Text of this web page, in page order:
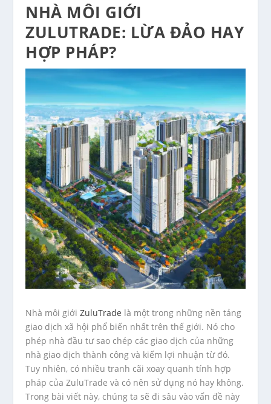
NHÀ MÔI GIỚI
ZULUTRADE: LỪA ĐẢO HAY
HỢP PHÁP?
Nhà môi giớiZuluTrade là một trong những nền tảng
giao dịch xã hội phổ biến nhất trên thế giới. Nó cho
phép nhà đầu tư sao chép các giao dịch của những
nhà giao dịch thành công và kiếm lợi nhuận từ đó.
Tuy nhiên, có nhiều tranh cãi xoay quanh tính hợp
pháp của ZuluTrade và có nên sử dụng nó hay không.
Trong bài viết này, chúng ta sẽ đi sâu vào vấn đề này